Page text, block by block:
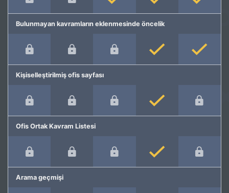
Bulunmayan kavramların eklenmesinde öncelik
Kişiselleştirilmiş ofis sayfası
Ofis Ortak Kavram Listesi
Arama geçmişi